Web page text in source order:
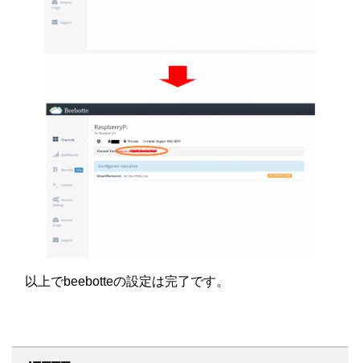
以上でbeebotteの設定は完了です。